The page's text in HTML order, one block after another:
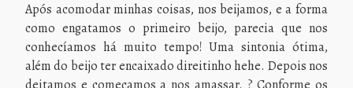
Após acomodar minhas coisas, nos beijamos, e a forma
como engatamos o primeiro beijo, parecia que nos
conhecíamos há muito tempo! Uma sintonia ótima,
além do beijo ter encaixado direitinho hehe. Depois nos